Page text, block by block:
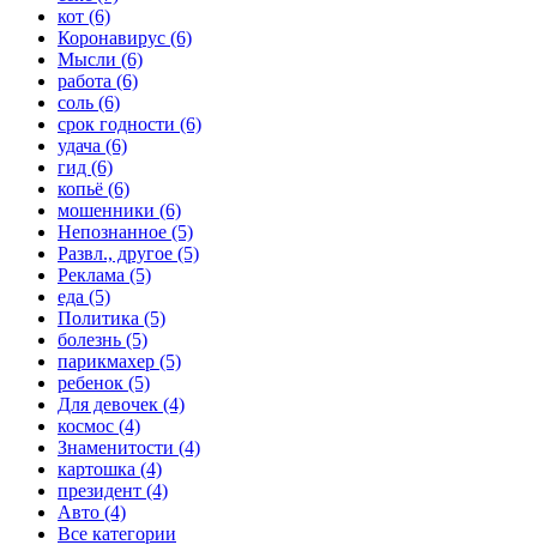
кот (6)
Коронавирус (6)
Мысли (6)
работа (6)
соль (6)
срок годности (6)
удача (6)
гид (6)
копьё (6)
мошенники (6)
Непознанное (5)
Развл., другое (5)
Реклама (5)
еда (5)
Политика (5)
болезнь (5)
парикмахер (5)
ребенок (5)
Для девочек (4)
космос (4)
Знаменитости (4)
картошка (4)
президент (4)
Авто (4)
Все категории